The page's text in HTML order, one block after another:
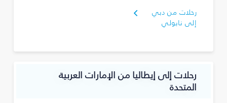
رحلات من دبي
إلى نابولي
رحلات إلى إيطاليا من الإمارات العربية
المتحدة